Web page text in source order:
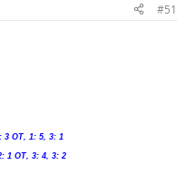
#51
ОТ, 1: 5, 3: 1
1 ОТ, 3: 4, 3: 2